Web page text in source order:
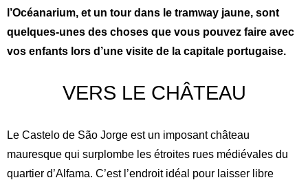
l’Océanarium, et un tour dans le tramway jaune, sont
quelques-unes des choses que vous pouvez faire avec
vos enfants lors d’une visite de la capitale portugaise.
VERS LE CHÂTEAU
Le Castelo de São Jorge est un imposant château
mauresque qui surplombe les étroites rues médiévales du
quartier d’Alfama. C’est l’endroit idéal pour laisser libre